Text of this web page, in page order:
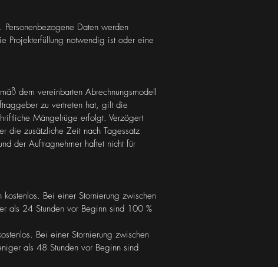
Daten werden
Projekterfüllung notwendig ist oder eine
dem vereinbarten Abrechnungsmodell
zu vertreten hat, gilt die
Mängelrüge erfolgt. Verzögert
die zusätzliche Zeit nach Tagessatz
der Auftragnehmer haftet nicht für
Bei einer Stornierung zwischen
als 24 Stunden vor Beginn sind 100 %
Bei einer Stornierung zwischen
als 48 Stunden vor Beginn sind